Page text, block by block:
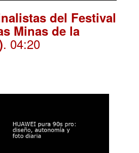
del Festival
Minas de la
. 04:20